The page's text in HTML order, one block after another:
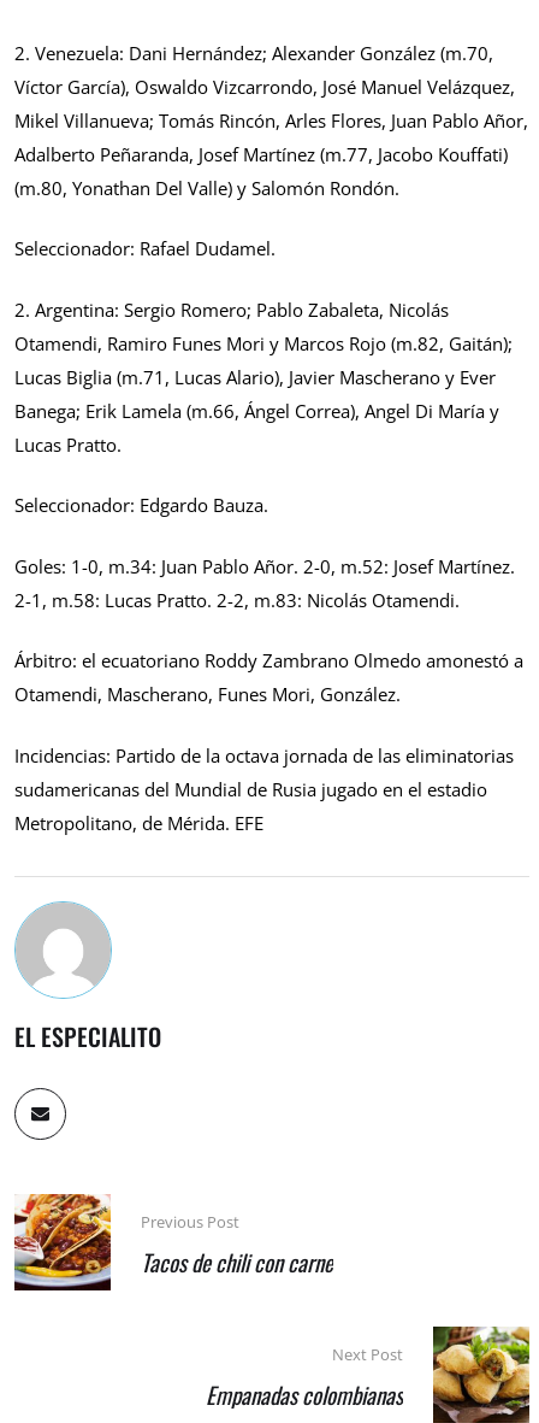
2. Venezuela: Dani Hernández; Alexander González (m.70,
Víctor García), Oswaldo Vizcarrondo, José Manuel Velázquez,
Mikel Villanueva; Tomás Rincón, Arles Flores, Juan Pablo Añor,
Adalberto Peñaranda, Josef Martínez (m.77, Jacobo Kouffati)
(m.80, Yonathan Del Valle) y Salomón Rondón.
Seleccionador: Rafael Dudamel.
2. Argentina: Sergio Romero; Pablo Zabaleta, Nicolás
Otamendi, Ramiro Funes Mori y Marcos Rojo (m.82, Gaitán);
Lucas Biglia (m.71, Lucas Alario), Javier Mascherano y Ever
Banega; Erik Lamela (m.66, Ángel Correa), Angel Di María y
Lucas Pratto.
Seleccionador: Edgardo Bauza.
Goles: 1-0, m.34: Juan Pablo Añor. 2-0, m.52: Josef Martínez.
2-1, m.58: Lucas Pratto. 2-2, m.83: Nicolás Otamendi.
Árbitro: el ecuatoriano Roddy Zambrano Olmedo amonestó a
Otamendi, Mascherano, Funes Mori, González.
Incidencias: Partido de la octava jornada de las eliminatorias
sudamericanas del Mundial de Rusia jugado en el estadio
Metropolitano, de Mérida. EFE
EL ESPECIALITO
Previous Post
Tacos de chili con carne
Next Post
Empanadas colombianas